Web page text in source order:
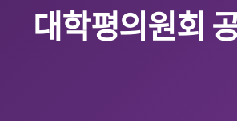
대학평의원회